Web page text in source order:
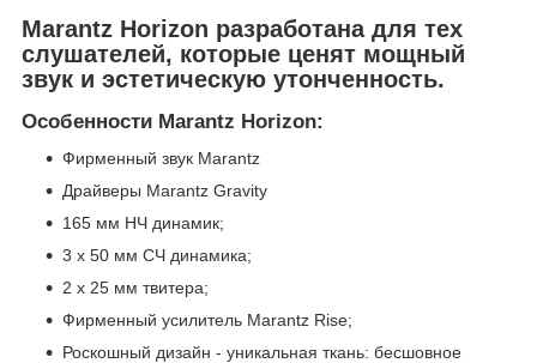
Marantz Horizon разработана для тех
слушателей, которые ценят мощный
звук и эстетическую утонченность.
Особенности Marantz Horizon:
Фирменный звук Marantz
Драйверы Marantz Gravity
165 мм НЧ динамик;
3 x 50 мм СЧ динамика;
2 х 25 мм твитера;
Фирменный усилитель Marantz Rise;
Роскошный дизайн - уникальная ткань: бесшовное